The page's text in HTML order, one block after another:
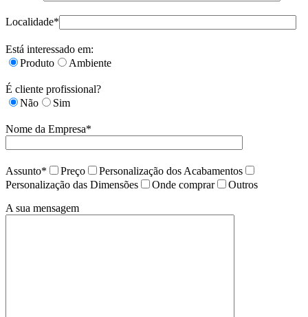
Localidade*
Está interessado em:
Produto
Ambiente
É cliente profissional?
Não
Sim
Nome da Empresa*
Assunto* Preço
Personalização dos Acabamentos
Personalização das Dimensões
Onde comprar
Outros
A sua mensagem